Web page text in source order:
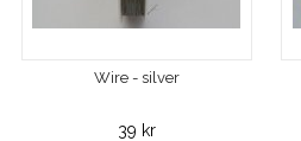
Wire - silver
39 kr